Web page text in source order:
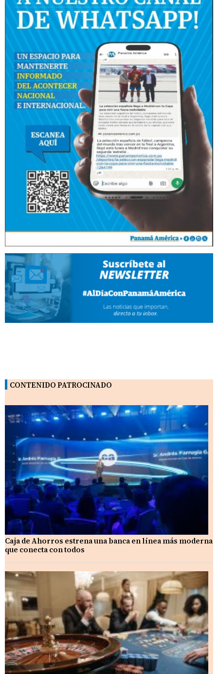
CONTENIDO PATROCINADO
Caja de Ahorros estrena una banca en línea más moderna
que conecta con todos